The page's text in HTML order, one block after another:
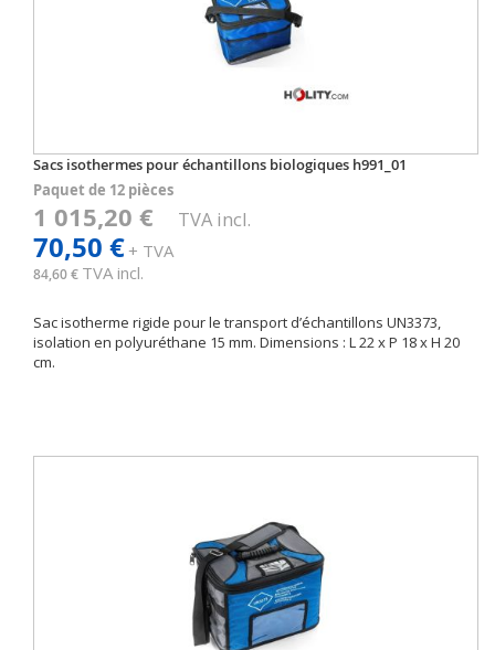
Sacs isothermes pour échantillons biologiques h991_01
Paquet de 12 pièces
1 015,20 € TVA incl.
70,50 €+ TVA
84,60 € TVA incl.
Sac isotherme rigide pour le transport d’échantillons UN3373,
isolation en polyuréthane 15 mm. Dimensions : L 22 x P 18 x H 20
cm.